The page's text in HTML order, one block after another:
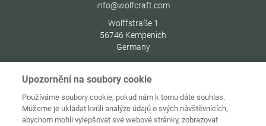
info@wolfcraft.com
Wolffstraße 1
56746 Kempenich
Germany
Domovská
stránka Kontakt Tiráž
Ochrana
osobních
Upozornění na soubory cookie
Používáme soubory cookie, pokud nám k tomu dáte souhlas.
Můžeme je ukládat kvůli analýze údajů o svých návštěvnících,
abychom mohli vylepšovat své webové stránky, zobrazovat